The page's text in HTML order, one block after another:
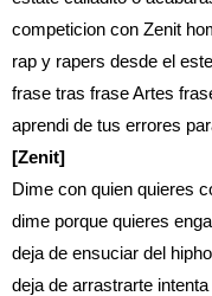
competicion con Zenit
rap y rapers desde el
frase tras frase Artes
aprendi de tus errores
[Zenit]
Dime con quien quieres
dime porque quieres
deja de ensuciar del
deja de arrastrarte